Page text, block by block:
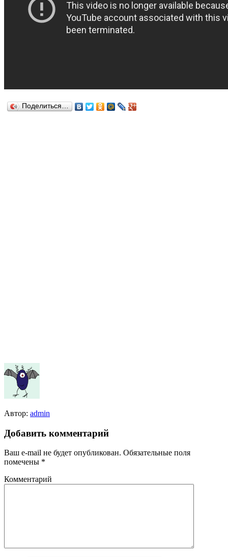
Поделиться…
Автор: admin
Добавить комментарий
Ваш e-mail не будет опубликован. Обязательные поля
помечены *
Комментарий